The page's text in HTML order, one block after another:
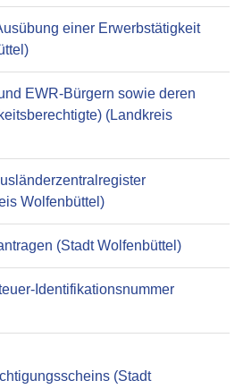
einer Erwerbstätigkeit
EWR-Bürgern sowie deren
(Landkreis
Wolfenbüttel)
(Stadt Wolfenbüttel)
Identifikationsnummer
(Stadt